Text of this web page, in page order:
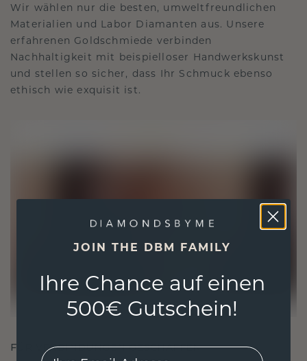
Wir wählen nur die besten, umweltfreundlichen
Materialien und Labor Diamanten aus. Unsere
erfahrenen Goldschmiede verbinden
Nachhaltigkeit mit beispielloser Handwerkskunst
und stellen so sicher, dass Ihr Schmuck ebenso
ethisch wie exquisit ist.
FÜR VERBINDUNGEN GESCHAFFEN
JOIN THE DBM FAMILY
Ihre Chance auf einen
500€ Gutschein!
EMail